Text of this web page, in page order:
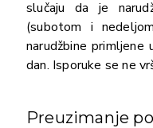
slučaju da je
(subotom i
narudžbine primljene
dan. Isporuke se ne
Preuzimanje